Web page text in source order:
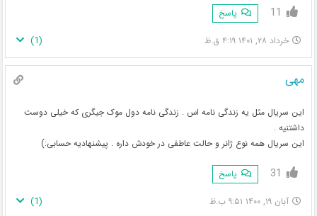
11 پاسخ
خرداد ۲۸, ۱۴۰۱ ۴:۱۹ ق.ظ (
1
)
مهی
این سریال مثل یه زندگی نامه اس . زندگی نامه دول موک جیگری که خیلی دوست
داشتنیه .
این سریال همه نوع ژانر و حالت عاطفی در خودش داره . پیشنهادیه حسابی:)
31 پاسخ
آبان ۱۹, ۱۴۰۰ ۹:۵۱ ب.ظ (
1
)